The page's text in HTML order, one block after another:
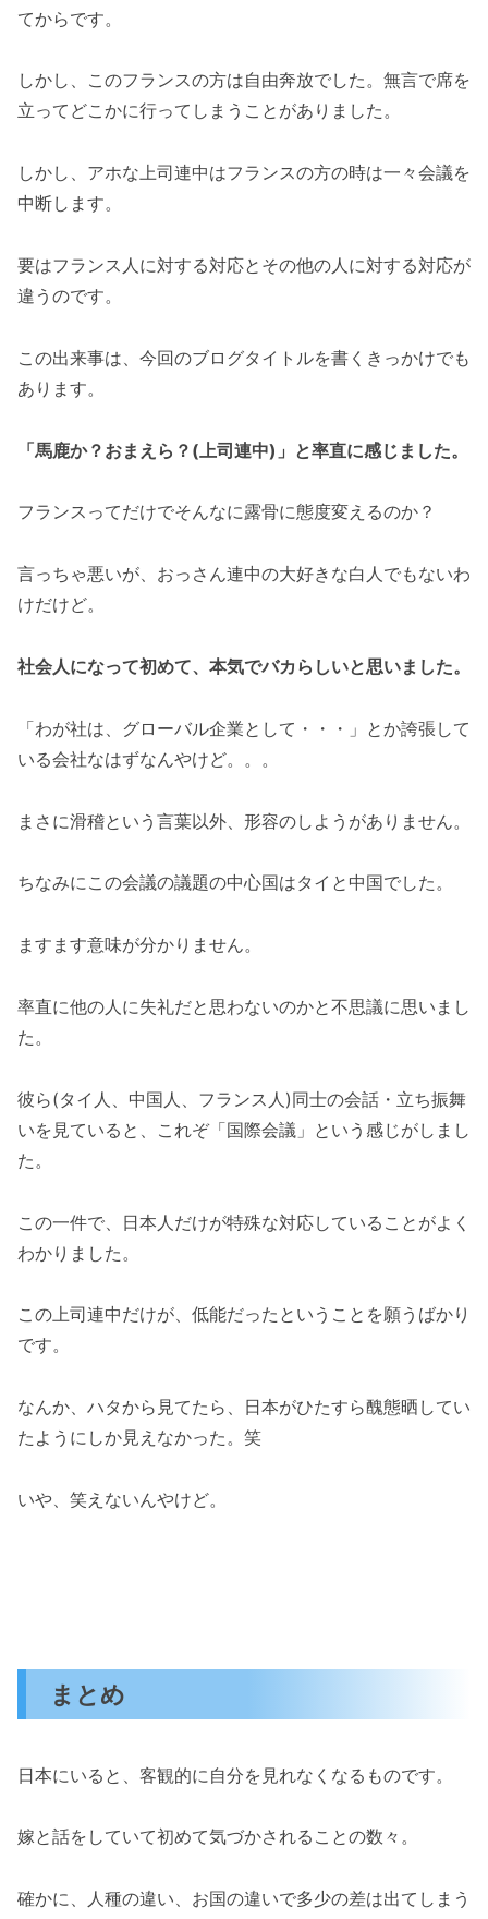
てからです。
しかし、このフランスの方は自由奔放でした。無言で席を
立ってどこかに行ってしまうことがありました。
しかし、アホな上司連中はフランスの方の時は一々会議を
中断します。
要はフランス人に対する対応とその他の人に対する対応が
違うのです。
この出来事は、今回のブログタイトルを書くきっかけでも
あります。
「馬鹿か？おまえら？(上司連中)」と率直に感じました。
フランスってだけでそんなに露骨に態度変えるのか？
言っちゃ悪いが、おっさん連中の大好きな白人でもないわ
けだけど。
社会人になって初めて、本気でバカらしいと思いました。
「わが社は、グローバル企業として・・・」とか誇張して
いる会社なはずなんやけど。。。
まさに滑稽という言葉以外、形容のしようがありません。
ちなみにこの会議の議題の中心国はタイと中国でした。
ますます意味が分かりません。
率直に他の人に失礼だと思わないのかと不思議に思いまし
た。
彼ら(タイ人、中国人、フランス人)同士の会話・立ち振舞
いを見ていると、これぞ「国際会議」という感じがしまし
た。
この一件で、日本人だけが特殊な対応していることがよく
わかりました。
この上司連中だけが、低能だったということを願うばかり
です。
なんか、ハタから見てたら、日本がひたすら醜態晒してい
たようにしか見えなかった。笑
いや、笑えないんやけど。
まとめ
日本にいると、客観的に自分を見れなくなるものです。
嫁と話をしていて初めて気づかされることの数々。
確かに、人種の違い、お国の違いで多少の差は出てしまう